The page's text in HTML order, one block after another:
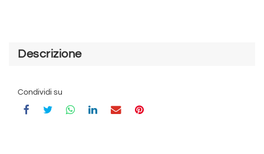
Descrizione
Condividi su